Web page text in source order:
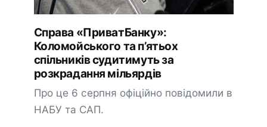
Справа «ПриватБанку»:
Коломойського та п’ятьох
спільників судитимуть за
розкрадання мільярдів
Про це 6 серпня офіційно повідомили в
НАБУ та САП.